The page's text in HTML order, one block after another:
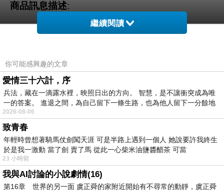
商品訊息描述:
baby童衣 包屁衣 經典船錨海軍風 42179
繼續閱讀
你可能感興趣的文章
愛情三十六計，序
兵法，藏在一滴露水裡，映照日出的方向。 智慧，是不讓衝突成為唯
一的答案。 進退之間，為自己留下一條生路，也為他人留下一分餘地
2026-08-06
致青春
年輕時曾想著騎馬仗劍闖天涯 可是半路上遇到一個人 她說要許我終生
於是我一激動 當了劍 賣了馬 從此一心柴米油鹽醬醋茶 可當
23 小時前
我與AI討論的小說劇情(16)
第16章 世界的另一面 虞正舜的家附近開始有不尋常的動靜，虞正舜